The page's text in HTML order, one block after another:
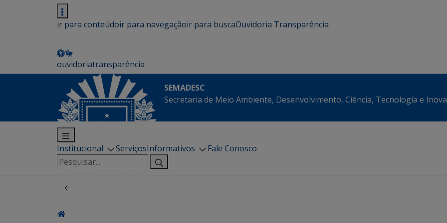
ir para conteúdoir para navegaçãoir para buscaOuvidoria Transparência
ouvidoriatransparência
SEMADESC
Secretaria de Meio Ambiente, Desenvolvimento, Ciência, Tecnologia e
Institucional ServiçosInformativos
Fale Conosco
Pesquisar
por: